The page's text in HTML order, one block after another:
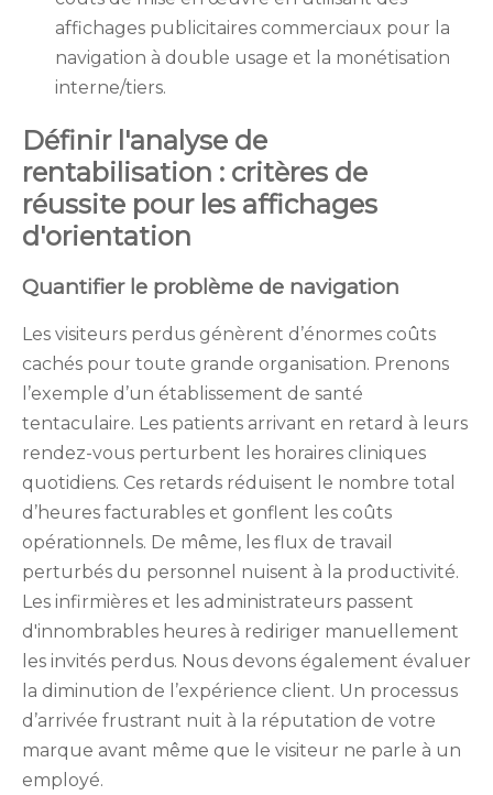
affichages publicitaires commerciaux pour la
navigation à double usage et la monétisation
interne/tiers.
Définir l'analyse de
rentabilisation : critères de
réussite pour les affichages
d'orientation
Quantifier le problème de navigation
Les visiteurs perdus génèrent d’énormes coûts
cachés pour toute grande organisation. Prenons
l’exemple d’un établissement de santé
tentaculaire. Les patients arrivant en retard à leurs
rendez-vous perturbent les horaires cliniques
quotidiens. Ces retards réduisent le nombre total
d’heures facturables et gonflent les coûts
opérationnels. De même, les flux de travail
perturbés du personnel nuisent à la productivité.
Les infirmières et les administrateurs passent
d'innombrables heures à rediriger manuellement
les invités perdus. Nous devons également évaluer
la diminution de l’expérience client. Un processus
d’arrivée frustrant nuit à la réputation de votre
marque avant même que le visiteur ne parle à un
employé.